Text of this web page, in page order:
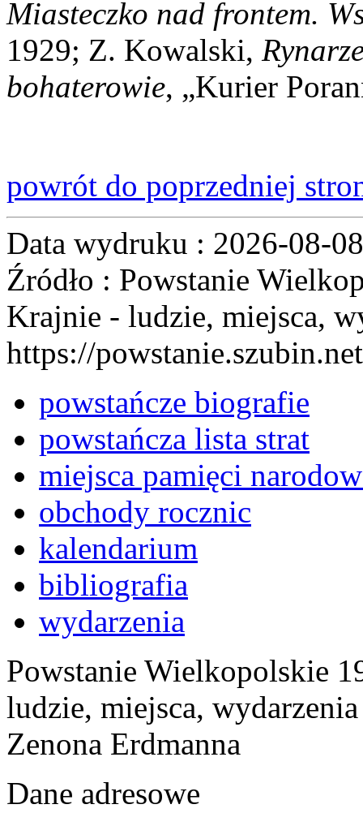
Miasteczko nad frontem.
1929; Z. Kowalski,
bohaterowie, „Kurier
powrót do poprzedniej
Data wydruku : 2026-08-08
Źródło : Powstanie
Krajnie - ludzie, miejsca,
https://powstanie.szubin.net
powstańcze biografie
powstańcza lista strat
miejsca pamięci
obchody rocznic
kalendarium
bibliografia
wydarzenia
Powstanie Wielkopolskie
ludzie, miejsca,
Zenona Erdmanna
Dane adresowe